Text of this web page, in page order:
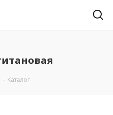
- Каталог